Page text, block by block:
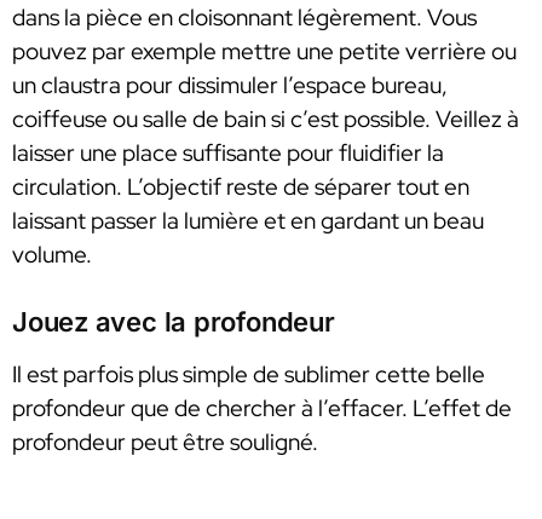
dans la pièce en cloisonnant légèrement. Vous
pouvez par exemple mettre une petite verrière ou
un claustra pour dissimuler l’espace bureau,
coiffeuse ou salle de bain si c’est possible. Veillez à
laisser une place suffisante pour fluidifier la
circulation. L’objectif reste de séparer tout en
laissant passer la lumière et en gardant un beau
volume.
Jouez avec la profondeur
Il est parfois plus simple de sublimer cette belle
profondeur que de chercher à l’effacer. L’effet de
profondeur peut être souligné.